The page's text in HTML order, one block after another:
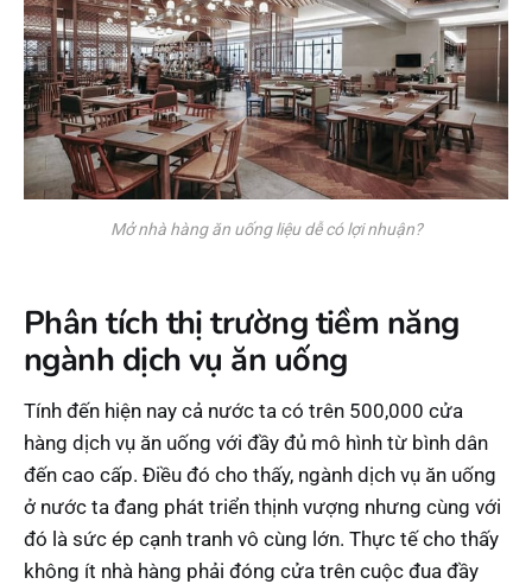
Mở nhà hàng ăn uống liệu dễ có lợi nhuận?
Phân tích thị trường tiềm năng
ngành dịch vụ ăn uống
Tính đến hiện nay cả nước ta có trên 500,000 cửa
hàng dịch vụ ăn uống với đầy đủ mô hình từ bình dân
đến cao cấp. Điều đó cho thấy, ngành dịch vụ ăn uống
ở nước ta đang phát triển thịnh vượng nhưng cùng với
đó là sức ép cạnh tranh vô cùng lớn. Thực tế cho thấy
không ít nhà hàng phải đóng cửa trên cuộc đua đầy